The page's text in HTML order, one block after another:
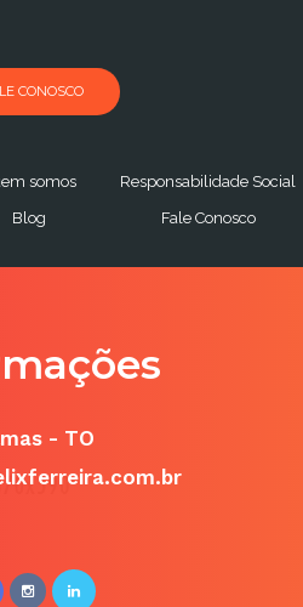
CONOSCO
somos
Responsabilidade Social
Blog Fale Conosco
- TO